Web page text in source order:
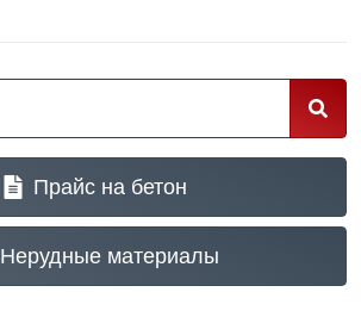
Прайс на бетон
Нерудные материалы